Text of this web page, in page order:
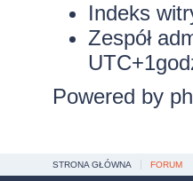
Indeks
Zespół
Powered by
STRONA GŁÓWNA FORUM